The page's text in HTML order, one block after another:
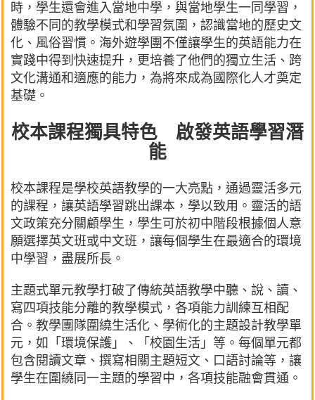
時，學生還會進入當地中學，與當地學生一同學習，
體驗不同的教學模式和學習氛圍，認識當地的歷史文
化、風俗習慣。海外遊學團不僅讓學生的英語能力在
實踐中得到快速提升，更培養了他們的獨立生活、跨
文化溝通和適應的能力，為將來成為國際化人才奠定
基礎。
校本課程獨具特色 啟發英語學習潛
能
校本課程是學校英語教學的一大亮點，通過靈活多元
的課程，讓英語學習跳出課本，學以致用。靈活的語
文政策充分關顧學生，學生可於初中階段根據個人意
願選擇英文班或中文班，讓每個學生在最適合的環境
中學習，盡展所長。
主題式單元教學打破了傳統英語教學中聽、說、讀、
寫四項技能分離的教學模式，各項能力訓練互相配
合。教學團隊圍繞生活化、學術化的主題設計教學單
元，如「環境保護」、「校園生活」等。每個單元都
包含閱讀文章、撰寫相關主題短文、口語討論等，讓
學生在圍繞同一主題的學習中，各項技能融會貫通。